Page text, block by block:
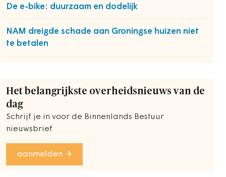
De e-bike: duurzaam en dodelijk
NAM dreigde schade aan Groningse huizen niet
te betalen
Het belangrijkste overheidsnieuws van de
dag
Schrijf je in voor de Binnenlands Bestuur
nieuwsbrief
aanmelden